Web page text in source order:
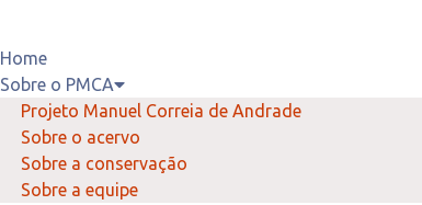
Home
Sobre o PMCA
Projeto Manuel Correia de Andrade
Sobre o acervo
Sobre a conservação
Sobre a equipe